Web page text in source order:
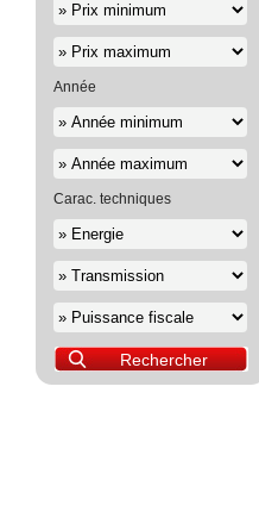
Année
Carac. techniques